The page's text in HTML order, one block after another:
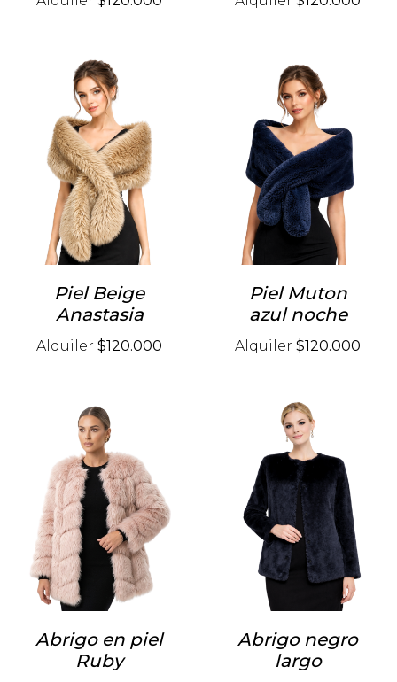
Piel Beige
Anastasia
Alquiler $120.000
Piel Muton
azul noche
Alquiler $120.000
Abrigo en piel
Ruby
Abrigo negro
largo